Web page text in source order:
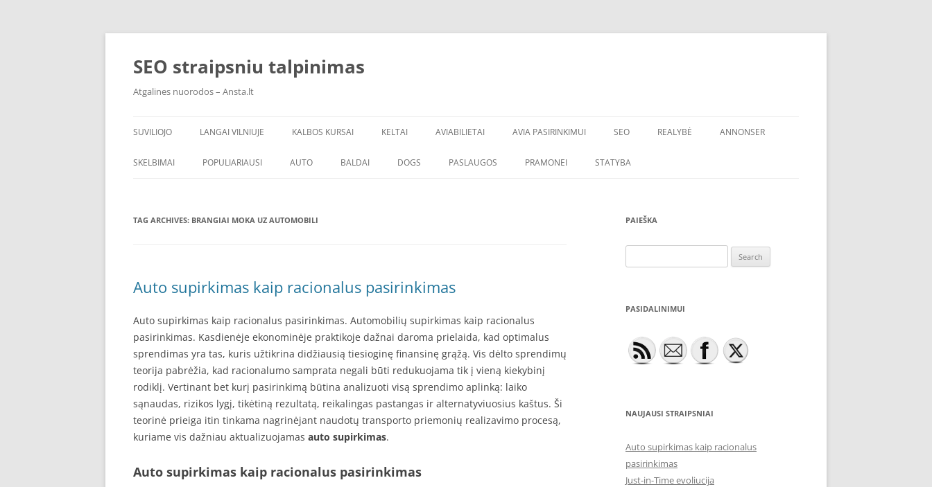
Skip
SEO straipsniu talpinimas
Atgalines nuorodos – Ansta.lt
SUVILIOJO LANGAI VILNIUJE KALBOS KURSAI KELTAI AVIABILIETAI AVIA PASIRINKIMUI SEO REALYBĖ ANNONSER
SKELBIMAI POPULIARIAUSI AUTO BALDAI DOGS PASLAUGOS PRAMONEI STATYBA
TAG ARCHIVES: BRANGIAI MOKA UZ AUTOMOBILI
Auto supirkimas kaip racionalus pasirinkimas
Auto supirkimas kaip racionalus pasirinkimas. Automobilių supirkimas kaip racionalus
pasirinkimas. Kasdienėje ekonominėje praktikoje dažnai daroma prielaida, kad optimalus
sprendimas yra tas, kuris užtikrina didžiausią tiesioginę finansinę grąžą. Vis dėlto sprendimų
teorija pabrėžia, kad racionalumo samprata negali būti redukuojama tik į vieną kiekybinį
rodiklį. Vertinant bet kurį pasirinkimą būtina analizuoti visą sprendimo aplinką: laiko
sąnaudas, rizikos lygį, tikėtiną rezultatą, reikalingas pastangas ir alternatyviuosius kaštus. Ši
teorinė prieiga itin tinkama nagrinėjant naudotų transporto priemonių realizavimo procesą,
kuriame vis dažniau aktualizuojamas auto supirkimas.
Auto supirkimas kaip racionalus pasirinkimas
PAIEŠKA
for:
PASIDALINIMUI
NAUJAUSI STRAIPSNIAI
Auto supirkimas kaip racionalus
pasirinkimas
Just-in-Time evoliucija